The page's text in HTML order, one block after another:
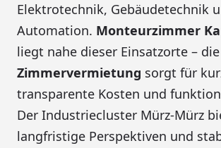
Elektrotechnik, Gebäudetechnik
Automation. Monteurzimmer
liegt nahe dieser Einsatzorte – die
Zimmervermietung sorgt für
transparente Kosten und
Der Industriecluster Mürz-Mürz
langfristige Perspektiven und